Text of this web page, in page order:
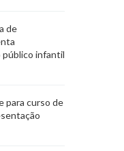
de
público infantil
para curso de